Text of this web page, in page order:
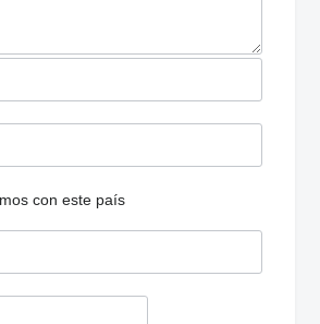
con este país